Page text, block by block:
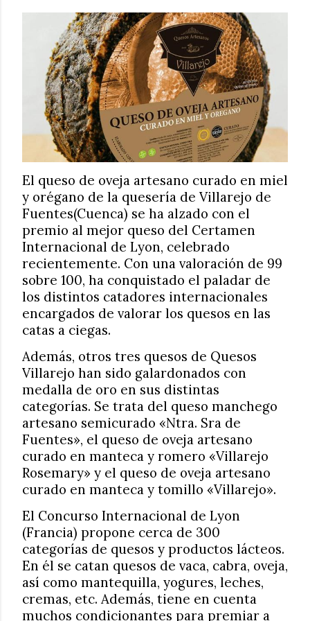
El queso de oveja artesano curado en miel
y orégano de la quesería de Villarejo de
Fuentes(Cuenca) se ha alzado con el
premio al mejor queso del Certamen
Internacional de Lyon, celebrado
recientemente. Con una valoración de 99
sobre 100, ha conquistado el paladar de
los distintos catadores internacionales
encargados de valorar los quesos en las
catas a ciegas.
Además, otros tres quesos de Quesos
Villarejo han sido galardonados con
medalla de oro en sus distintas
categorías. Se trata del queso manchego
artesano semicurado «Ntra. Sra de
Fuentes», el queso de oveja artesano
curado en manteca y romero «Villarejo
Rosemary» y el queso de oveja artesano
curado en manteca y tomillo «Villarejo».
El Concurso Internacional de Lyon
(Francia) propone cerca de 300
categorías de quesos y productos lácteos.
En él se catan quesos de vaca, cabra, oveja,
así como mantequilla, yogures, leches,
cremas, etc. Además, tiene en cuenta
muchos condicionantes para premiar a